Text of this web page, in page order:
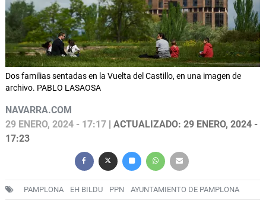
Dos familias sentadas en la Vuelta del Castillo, en una imagen de
archivo. PABLO LASAOSA
NAVARRA.COM
29 ENERO, 2024 - 17:17 | ACTUALIZADO: 29 ENERO, 2024 -
17:23
PAMPLONA EH BILDU PPN AYUNTAMIENTO DE PAMPLONA